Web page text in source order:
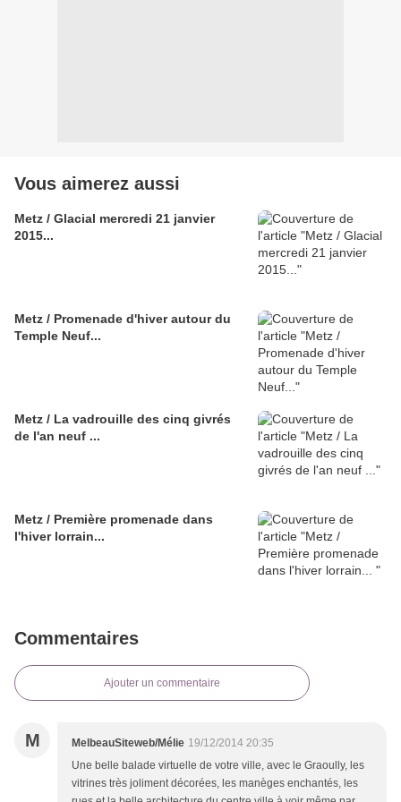
Vous aimerez aussi
Metz / Glacial mercredi 21 janvier
2015...
Metz / Promenade d'hiver autour du
Temple Neuf...
Metz / La vadrouille des cinq givrés
de l'an neuf ...
Metz / Première promenade dans
l'hiver lorrain...
Commentaires
Ajouter un commentaire
M MelbeauSiteweb/Mélie 19/12/2014 20:35
Une belle balade virtuelle de votre ville, avec le Graoully, les
vitrines très joliment décorées, les manèges enchantés, les